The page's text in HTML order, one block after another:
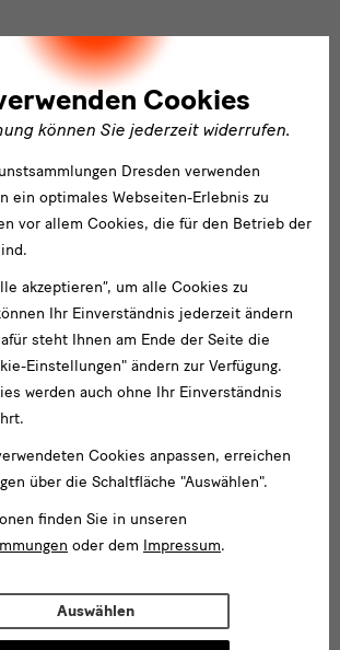
Cookies
können Sie jederzeit widerrufen.
Dresden verwenden
ein optimales Webseiten-Erlebnis zu
vor allem Cookies, die für den Betrieb der
akzeptieren“, um alle Cookies zu
Ihr Einverständnis jederzeit ändern
steht Ihnen am Ende der Seite die
Einstellungen" ändern zur Verfügung.
werden auch ohne Ihr Einverständnis
Cookies anpassen, erreichen
über die Schaltfläche "Auswählen".
finden Sie in unseren
oder dem Impressum.
Auswählen